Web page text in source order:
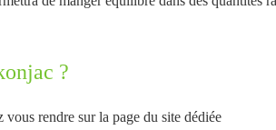
?
vous rendre sur la page du site dédiée